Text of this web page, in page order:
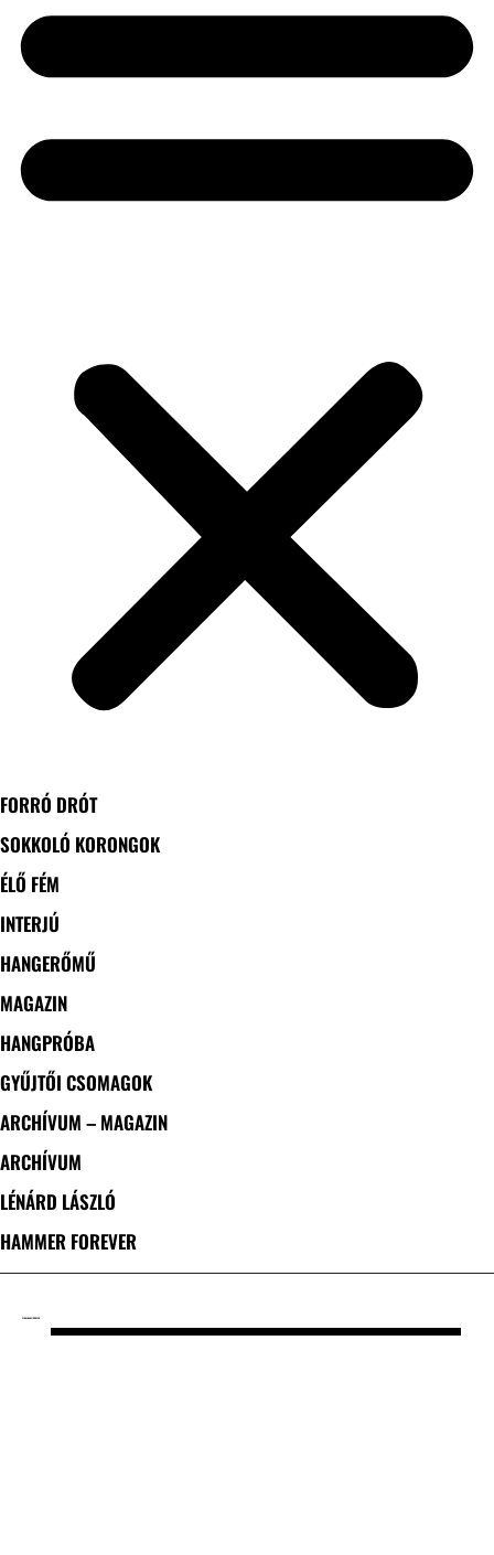
FORRÓ DRÓT
SOKKOLÓ KORONGOK
ÉLŐ FÉM
INTERJÚ
HANGERŐMŰ
MAGAZIN
HANGPRÓBA
GYŰJTŐI CSOMAGOK
ARCHÍVUM – MAGAZIN
ARCHÍVUM
LÉNÁRD LÁSZLÓ
HAMMER FOREVER